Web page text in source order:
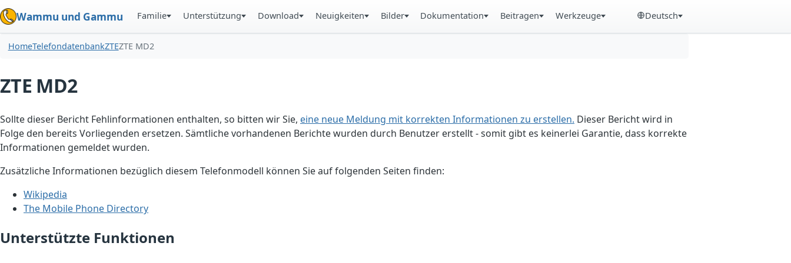
Wammu und Gammu Familie Unterstützung Download Neuigkeiten Bilder Dokumentation Beitragen Werkzeuge Deutsch
HomeTelefondatenbankZTEZTE MD2
ZTE MD2
Sollte dieser Bericht Fehlinformationen enthalten, so bitten wir Sie, eine neue Meldung mit korrekten Informationen zu erstellen. Dieser Bericht wird in
Folge den bereits Vorliegenden ersetzen. Sämtliche vorhandenen Berichte wurden durch Benutzer erstellt - somit gibt es keinerlei Garantie, dass korrekte
Informationen gemeldet wurden.
Zusätzliche Informationen bezüglich diesem Telefonmodell können Sie auf folgenden Seiten finden:
Wikipedia
The Mobile Phone Directory
Unterstützte Funktionen